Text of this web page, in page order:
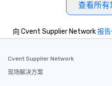
查看所有
向 Cvent Supplier Network报告
Cvent Supplier Network
现场解决方案